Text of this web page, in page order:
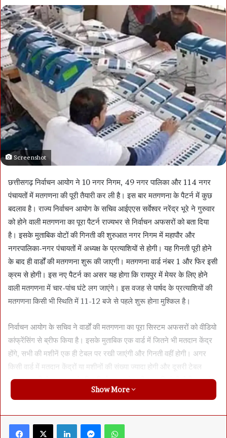
Screenshot
छत्तीसगढ़ निर्वाचन आयोग ने 10 नगर निगम, 49 नगर पालिका और 114 नगर
पंचायतों में मतगणना की पूरी तैयारी कर ली है। इस बार मतगणना के पैटर्न में कुछ
बदलाव है। राज्य निर्वाचन आयोग के सचिव आईएएस सर्वेश्वर नरेंद्र भूरे ने गुरुवार
को होने वाली मतगणना का पूरा पैटर्न राज्यभर से निर्वाचन अफसरों को बता दिया
है। इसके मुताबिक वोटों की गिनती की शुरुआत नगर निगम में महापौर और
नगरपालिका-नगर पंचायतों में अध्यक्ष के प्रत्याशियों से होगी। यह गिनती पूरी होने
के बाद ही वार्डों की मतगणना शुरू की जाएगी। मतगणना वार्ड नंबर 1 और फिर इसी
क्रम से होगी। इस नए पैटर्न का असर यह होगा कि रायपुर में मेयर के लिए होने
वाली मतगणना में चार-पांच घंटे लग जाएंगे। इस वजह से पार्षद के प्रत्याशियों की
मतगणना किसी भी स्थिति में 11-12 बजे से पहले शुरू होना मुश्किल है।
निर्वाचन आयोग के सचिव ने वार्डों की मतगणना का पूरा सिस्टम अफसरों को वीडियो
कांफ्रेंसिंग से ब्रीफ किया है। इसके मुताबिक एक वार्ड में जितने भी मतदान केंद्र
होंगे, सभी की मशीनें एक ही टेबल पर रखी जाएंगी और गिनती वहीं होगी। अगर
किसी वार्ड में मतदान केंद्रों या मशीनों की संख्या ज्यादा होगी और दूसरी टेबल
रखना जरूरी होगा, तब इसके लिए निर्वाचन आयोग की अनुमति लेनी होगी। आयोग
किसी भी स्थिति में एक वार्ड के लिए दो टेबल से ज्यादा की अनुमति नहीं देगा।
तीसरी… और चक्रानुसार मशीनें ओपन होंगी। इसे ऐसे समझें कि एक बूथ की
Show More
Facebook X LinkedIn